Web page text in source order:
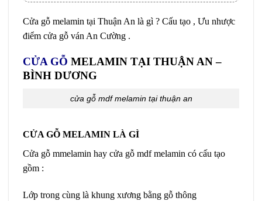
Cửa gỗ melamin tại Thuận An là gì ? Cấu tạo , Ưu nhược
điểm cửa gỗ ván An Cường .
CỬA GỖ MELAMIN TẠI THUẬN AN –
BÌNH DƯƠNG
cửa gỗ mdf melamin tại thuận an
CỬA GỖ MELAMIN LÀ GÌ
Cửa gỗ mmelamin hay cửa gỗ mdf melamin có cấu tạo
gồm :
Lớp trong cùng là khung xương bằng gỗ thông